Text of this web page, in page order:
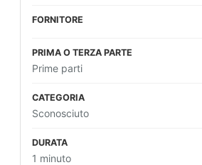
Prime parti
Sconosciuto
1 minuto